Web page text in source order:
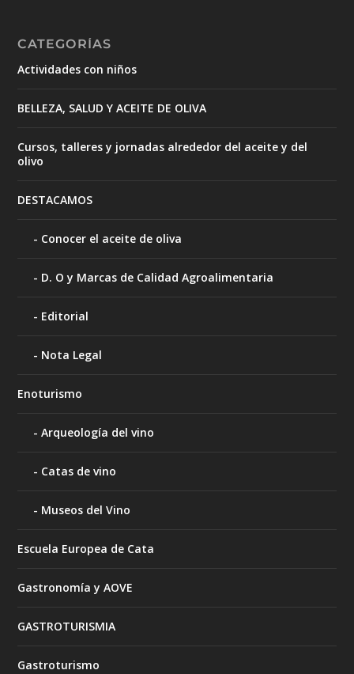
CATEGORÍAS
Actividades con niños
BELLEZA, SALUD Y ACEITE DE OLIVA
Cursos, talleres y jornadas alrededor del aceite y del
olivo
DESTACAMOS
Conocer el aceite de oliva
D. O y Marcas de Calidad Agroalimentaria
Editorial
Nota Legal
Enoturismo
Arqueología del vino
Catas de vino
Museos del Vino
Escuela Europea de Cata
Gastronomía y AOVE
GASTROTURISMIA
Gastroturismo